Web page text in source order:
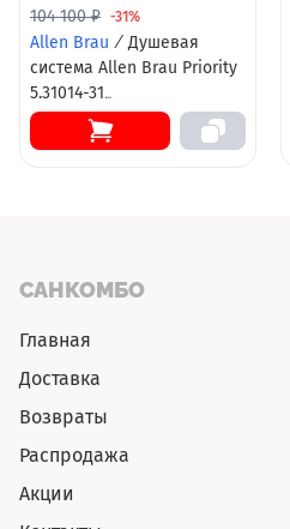
104 100 ₽ -31%
Allen Brau / Душевая
система Allen Brau Priority
5.31014-31
термостатическая,
верхний и ручной душ,
САНКОМБО
Главная
Доставка
Возвраты
Распродажа
Акции